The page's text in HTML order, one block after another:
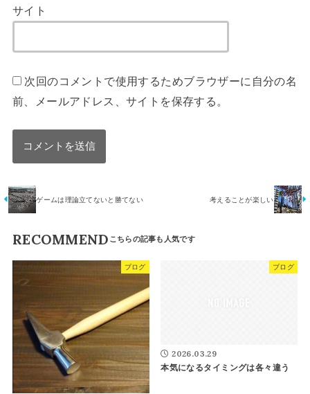
サイト
次回のコメントで使用するためブラウザーに自分の名
前、メールアドレス、サイトを保存する。
ゲームは理論立てないと勝てない 考えることが楽しい
RECOMMEND
ブログ ブログ
2026.03.29
本気になるタイミングは各々違う